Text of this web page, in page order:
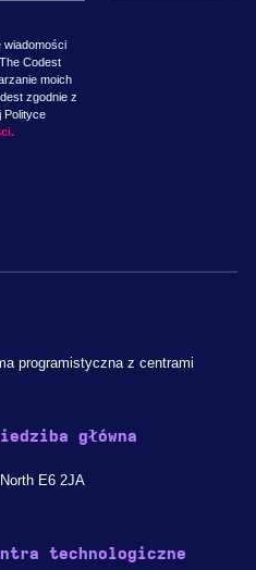
wiadomości
Codest
moich
zgodnie z
Polityce
programistyczna z centrami
główna
E6 2JA
technologiczne